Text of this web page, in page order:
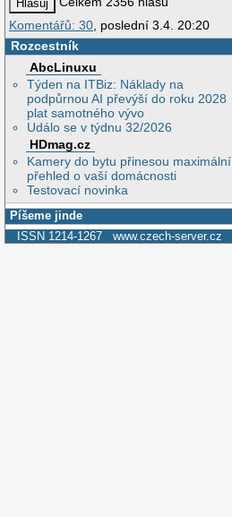
Komentářů: 30 , poslední 3.4. 20:20
Rozcestník
AbcLinuxu
Týden na ITBiz: Náklady na
podpůrnou AI převýší do roku 2028
plat samotného vývo
Událo se v týdnu 32/2026
HDmag.cz
Kamery do bytu přinesou maximální
přehled o vaší domácnosti
Testovací novinka
Píšeme jinde
ISSN 1214-1267 www.czech-server.cz